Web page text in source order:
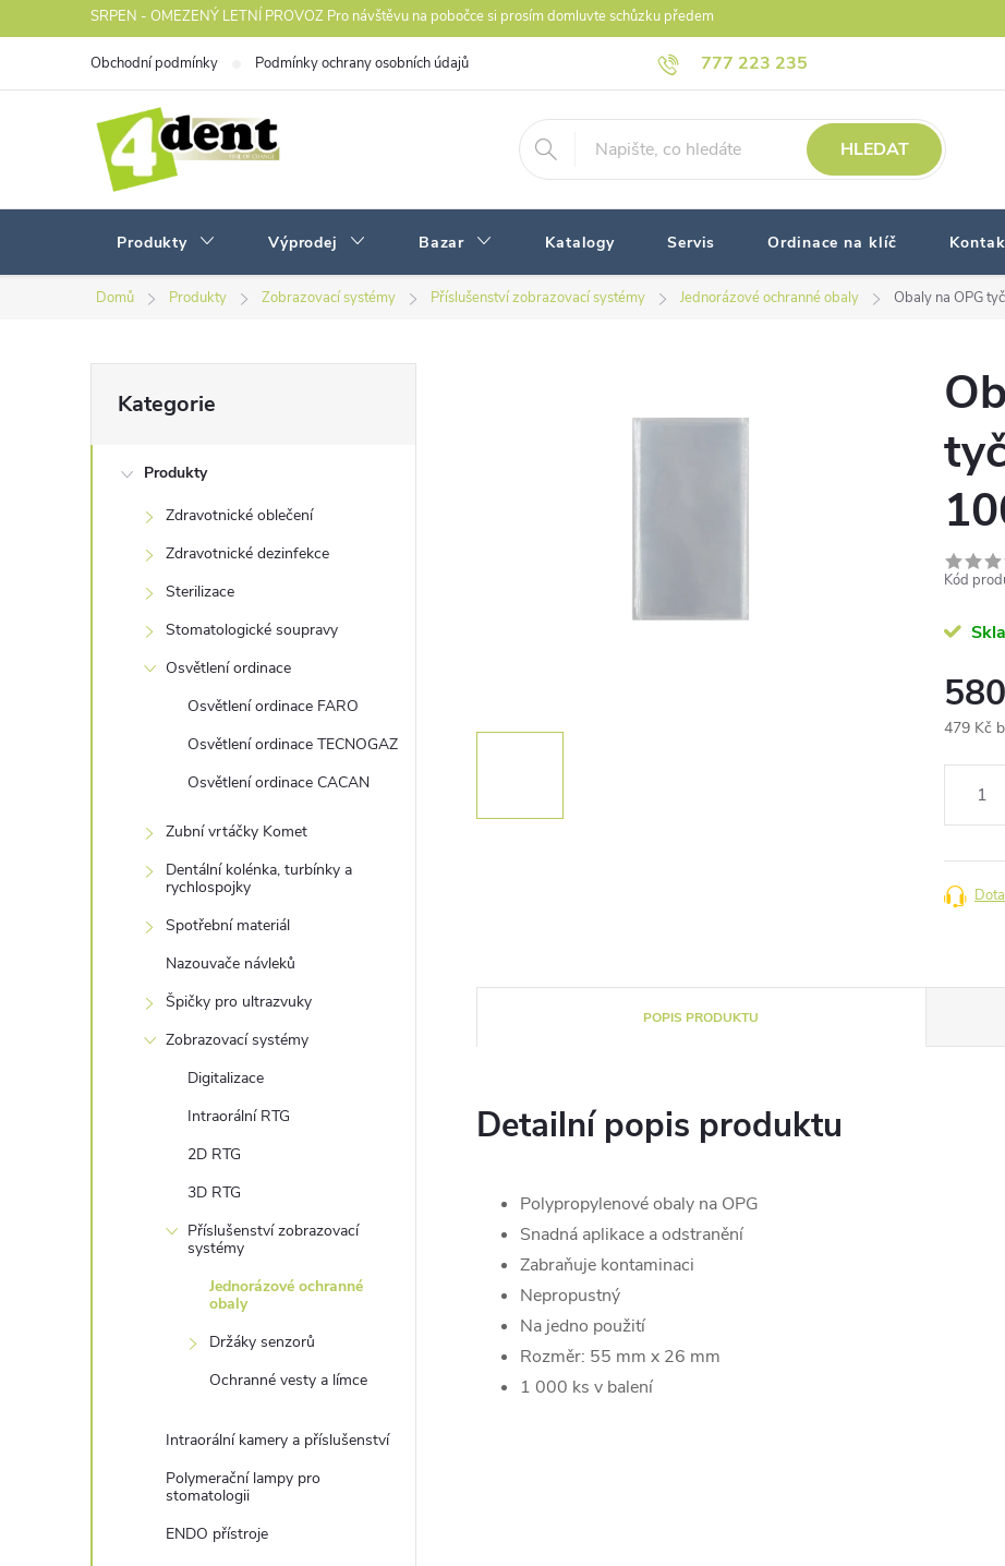
na
SRPEN - OMEZENÝ LETNÍ PROVOZ Pro návštěvu na pobočce si prosím domluvte schůzku předem
777 223 235
Obchodní podmínky Podmínky ochrany osobních údajů
HLEDAT
Produkty Výprodej Bazar Katalogy Servis Ordinace na klíč
Domů Produkty Zobrazovací systémy Příslušenství zobrazovací systémy Jednorázové ochranné obaly Obaly na OPG
o
kategorie
Kategorie
Produkty
Zdravotnické oblečení
Zdravotnické dezinfekce
Sterilizace
Stomatologické soupravy
Osvětlení ordinace
Osvětlení ordinace FARO
Osvětlení ordinace TECNOGAZ
Osvětlení ordinace CACAN
Zubní vrtáčky Komet
Dentální kolénka, turbínky a
rychlospojky
Spotřební materiál
Nazouvače návleků
Špičky pro ultrazvuky
Zobrazovací systémy
Digitalizace
Intraorální RTG
2D RTG
3D RTG
Příslušenství zobrazovací
systémy
Jednorázové ochranné
obaly
Držáky senzorů
Ochranné vesty a límce
Intraorální kamery a příslušenství
Polymerační lampy pro
stomatologii
ENDO přístroje
Kód
479 Kč
POPIS PRODUKTU
Detailní popis produktu
Polypropylenové obaly na OPG
Snadná aplikace a odstranění
Zabraňuje kontaminaci
Nepropustný
Na jedno použití
Rozměr: 55 mm x 26 mm
1 000 ks v balení